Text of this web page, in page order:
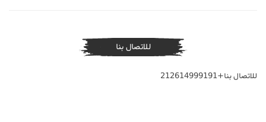
للاتصال بنا
للاتصال بنا+212614999191